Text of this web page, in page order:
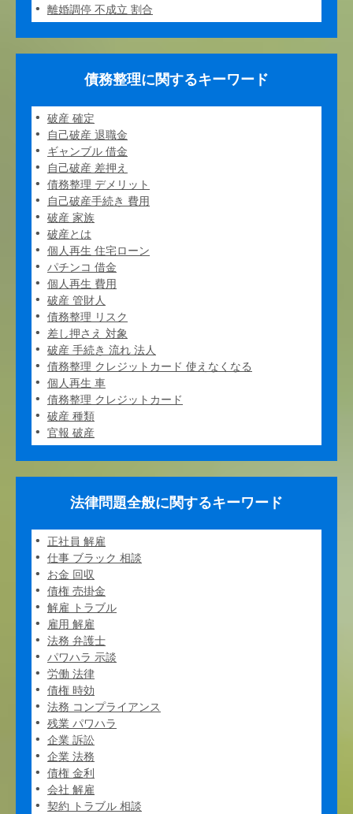
離婚調停 不成立 割合
債務整理に関するキーワード
破産 確定
自己破産 退職金
ギャンブル 借金
自己破産 差押え
債務整理 デメリット
自己破産手続き 費用
破産 家族
破産とは
個人再生 住宅ローン
パチンコ 借金
個人再生 費用
破産 管財人
債務整理 リスク
差し押さえ 対象
破産 手続き 流れ 法人
債務整理 クレジットカード 使えなくなる
個人再生 車
債務整理 クレジットカード
破産 種類
官報 破産
法律問題全般に関するキーワード
正社員 解雇
仕事 ブラック 相談
お金 回収
債権 売掛金
解雇 トラブル
雇用 解雇
法務 弁護士
パワハラ 示談
労働 法律
債権 時効
法務 コンプライアンス
残業 パワハラ
企業 訴訟
企業 法務
債権 金利
会社 解雇
契約 トラブル 相談